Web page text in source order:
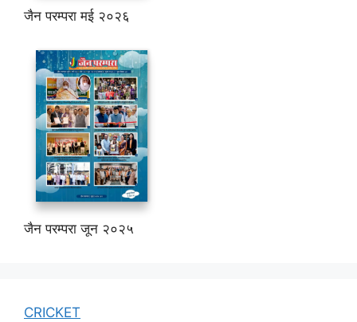
जैन परम्परा मई २०२६
जैन परम्परा जून २०२५
CRICKET